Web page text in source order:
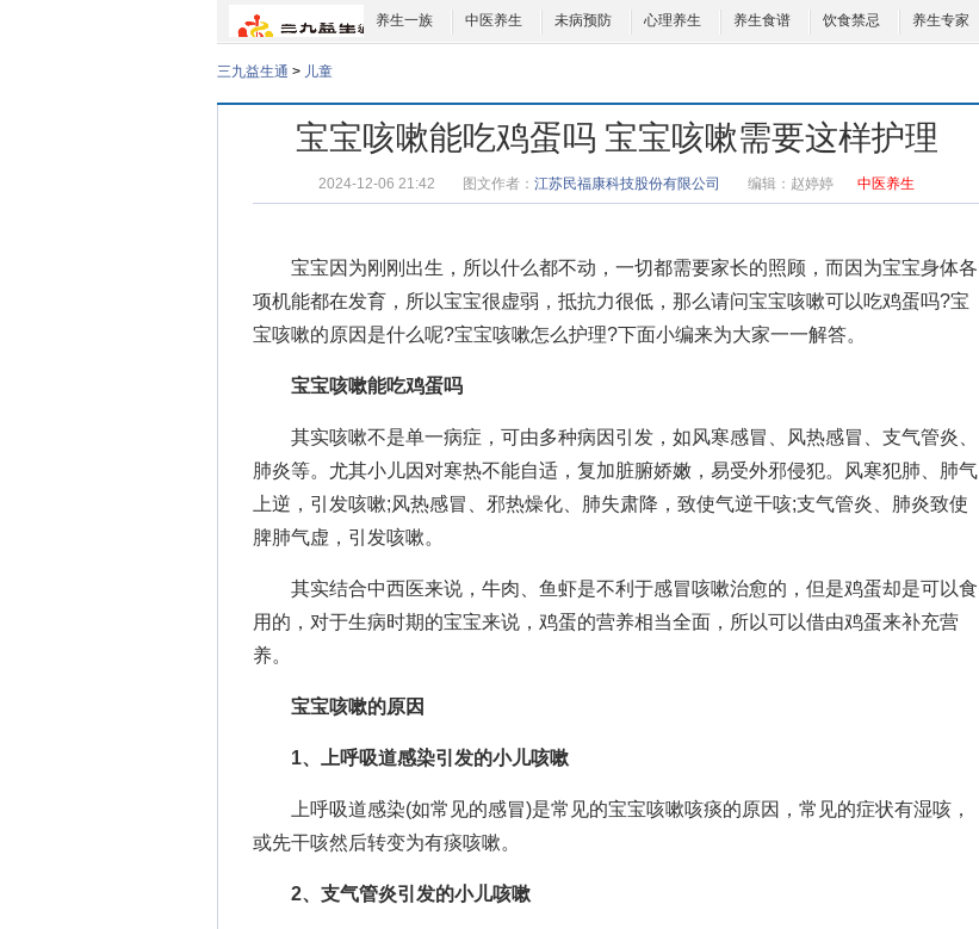
养生一族 中医养生 未病预防 心理养生 养生食谱 饮食禁忌 养生专家
三九益生通 > 儿童
宝宝咳嗽能吃鸡蛋吗 宝宝咳嗽需要这样护理
2024-12-06 21:42 图文作者： 江苏民福康科技股份有限公司 编辑： 赵婷婷 中医养生
宝宝因为刚刚出生，所以什么都不动，一切都需要家长的照顾，而因为宝宝身体各
项机能都在发育，所以宝宝很虚弱，抵抗力很低，那么请问宝宝咳嗽可以吃鸡蛋吗?宝
宝咳嗽的原因 是什么呢?宝宝咳嗽怎么护理?下面小编来为大家一一解答。
宝宝咳嗽能吃鸡蛋吗
其实咳嗽不是单一病症，可由多种病因引发，如风寒感冒、风热感冒、支气管炎、
肺炎等。尤其小儿因对寒热不能自适，复加脏腑娇嫩，易受外邪侵犯。风寒犯肺、肺气
上逆，引发咳嗽;风热感冒、邪热燥化、肺失肃降，致使气逆干咳;支气管炎、肺炎致使
脾肺气虚，引发咳嗽。
其实结合中西医来说，牛肉、鱼虾是不利于感冒咳嗽治愈的，但是鸡蛋却是可以食
用的，对于生病时期的宝宝来说，鸡蛋的营养相当全面，所以可以借由鸡蛋来补充营
养。
宝宝咳嗽的原因
1、上呼吸道感染引发的小儿咳嗽
上呼吸道感染(如常见的感冒)是常见的宝宝咳嗽咳痰的原因，常见的症状有湿咳，
或先干咳然后转变为有痰咳嗽。
2、支气管炎引发的小儿咳嗽